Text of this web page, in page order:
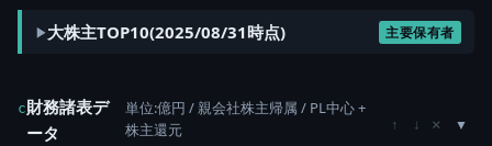
大株主TOP10(2025/08/31時点) 主要保有者
c財務諸表デ
ータ
単位:億円 / 親会社株主帰属 / PL中心 +
株主還元
↑ ↓ ×